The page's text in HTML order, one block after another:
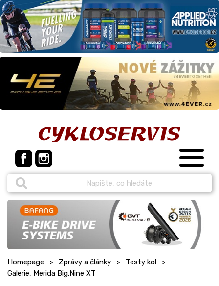
Homepage Zprávy a články
Testy kol
Galerie, Merida Big.Nine XT